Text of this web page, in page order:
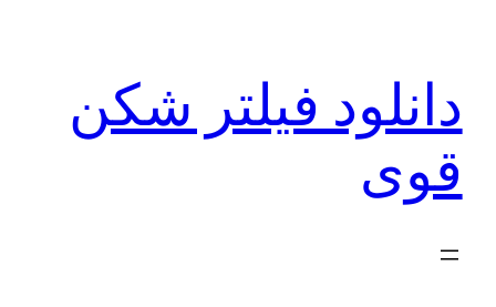
دانلود فیلتر شکن
قوی